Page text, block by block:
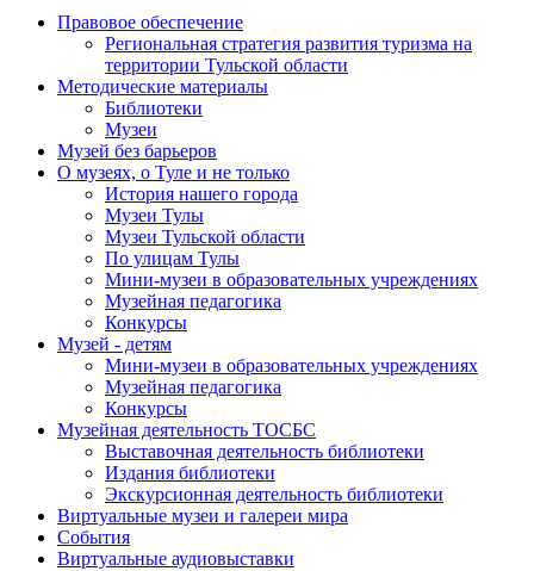
Правовое обеспечение
Региональная стратегия развития туризма на
территории Тульской области
Методические материалы
Библиотеки
Музеи
Музей без барьеров
О музеях, о Туле и не только
История нашего города
Музеи Тулы
Музеи Тульской области
По улицам Тулы
Мини-музеи в образовательных учреждениях
Музейная педагогика
Конкурсы
Музей - детям
Мини-музеи в образовательных учреждениях
Музейная педагогика
Конкурсы
Музейная деятельность ТОСБС
Выставочная деятельность библиотеки
Издания библиотеки
Экскурсионная деятельность библиотеки
Виртуальные музеи и галереи мира
События
Виртуальные аудиовыставки